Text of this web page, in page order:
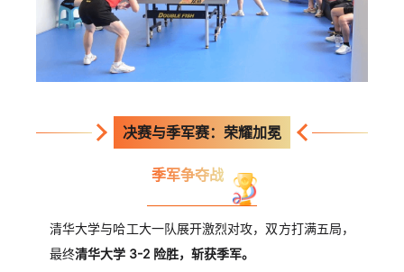
决赛与季军赛：荣耀加冕
季军争夺战
清华大学与哈工大一队展开激烈对攻，双方打满五局，
最终清华大学 3-2 险胜，斩获季军。